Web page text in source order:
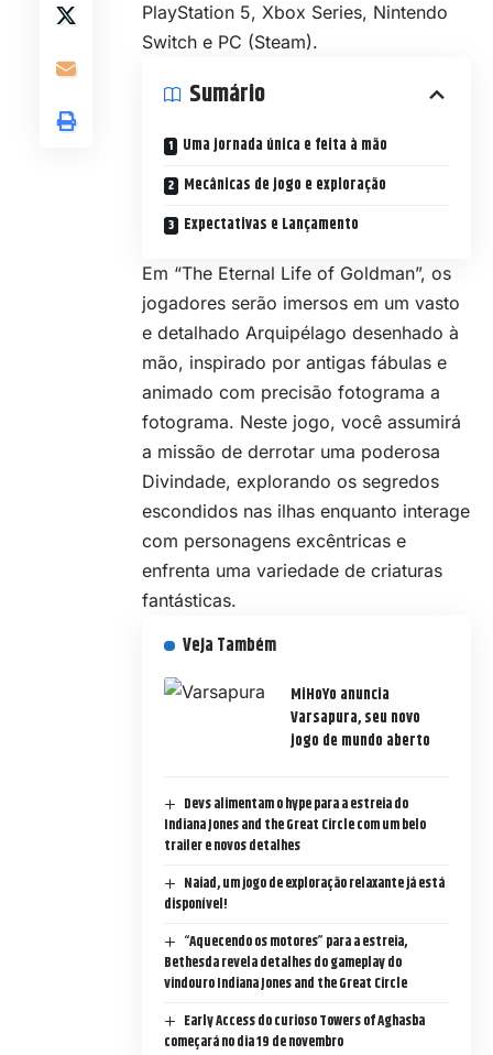
PlayStation 5, Xbox Series, Nintendo
Switch e PC (Steam).
Sumário
Uma jornada única e feita à mão
Mecânicas de jogo e exploração
Expectativas e Lançamento
Em “The Eternal Life of Goldman”, os
jogadores serão imersos em um vasto
e detalhado Arquipélago desenhado à
mão, inspirado por antigas fábulas e
animado com precisão fotograma a
fotograma. Neste jogo, você assumirá
a missão de derrotar uma poderosa
Divindade, explorando os segredos
escondidos nas ilhas enquanto interage
com personagens excêntricas e
enfrenta uma variedade de criaturas
fantásticas.
Veja Também
MiHoYo anuncia
Varsapura, seu novo
jogo de mundo aberto
Devs alimentam o hype para a estreia do
Indiana Jones and the Great Circle com um belo
trailer e novos detalhes
Naiad, um jogo de exploração relaxante já está
disponível!
“Aquecendo os motores” para a estreia,
Bethesda revela detalhes do gameplay do
vindouro Indiana Jones and the Great Circle
Early Access do curioso Towers of Aghasba
começará no dia 19 de novembro